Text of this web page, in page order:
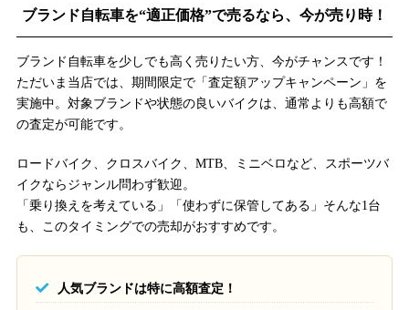
ブランド自転車を“適正価格”で売るなら、今が売り時！
ブランド自転車を少しでも高く売りたい方、今がチャンスです！
ただいま当店では、期間限定で「査定額アップキャンペーン」を
実施中。対象ブランドや状態の良いバイクは、通常よりも高額で
の査定が可能です。
ロードバイク、クロスバイク、MTB、ミニベロなど、スポーツバ
イクならジャンル問わず歓迎。
「乗り換えを考えている」「使わずに保管してある」そんな1台
も、このタイミングでの売却がおすすめです。
人気ブランドは特に高額査定！